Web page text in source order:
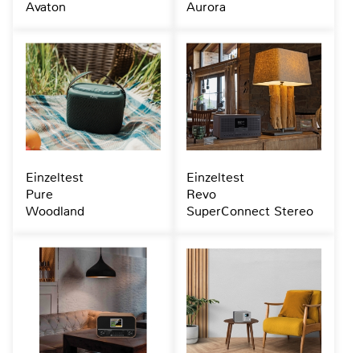
Avaton Aurora
Einzeltest
Pure
Woodland
Einzeltest
Revo
SuperConnect Stereo